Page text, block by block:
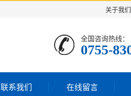
关于我们
全国咨询热线：
0755-
联系我们 在线留言